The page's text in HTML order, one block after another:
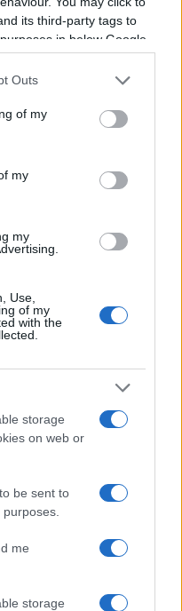
its third-party tags to
in below Google
Outs
of my
my
my
Use,
of my
with the
storage
on web or
be sent to
me
storage
Toto !
heure et sur